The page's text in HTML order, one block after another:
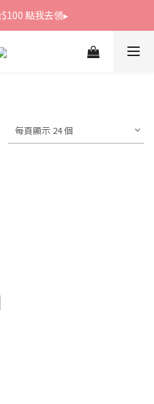
點我去領▸
點我去領▸
免運
每頁顯示 24 個